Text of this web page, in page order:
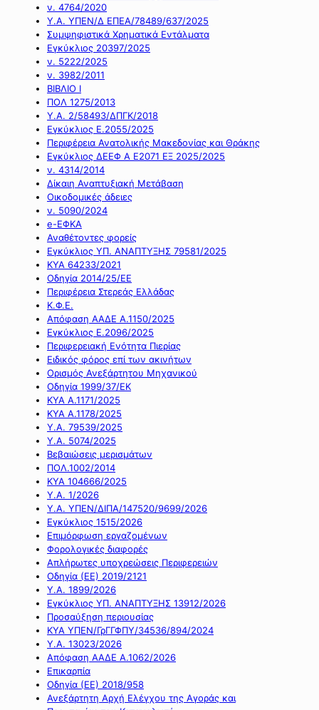
ν. 4764/2020
Υ.Α. ΥΠΕΝ/Δ ΕΠΕΑ/78489/637/2025
Συμψηφιστικά Χρηματικά Εντάλματα
Εγκύκλιος 20397/2025
ν. 5222/2025
ν. 3982/2011
ΒΙΒΛΙΟ Ι
ΠΟΛ 1275/2013
Υ.Α. 2/58493/ΔΠΓΚ/2018
Εγκύκλιος Ε.2055/2025
Περιφέρεια Ανατολικής Μακεδονίας και Θράκης
Εγκύκλιος ΔΕΕΦ Α Ε2071 ΕΞ 2025/2025
ν. 4314/2014
Δίκαιη Αναπτυξιακή Μετάβαση
Οικοδομικές άδειες
ν. 5090/2024
e-ΕΦΚΑ
Αναθέτοντες φορείς
Εγκύκλιος ΥΠ. ΑΝΑΠΤΥΞΗΣ 79581/2025
ΚΥΑ 64233/2021
Οδηγία 2014/25/ΕΕ
Περιφέρεια Στερεάς Ελλάδας
Κ.Φ.Ε.
Απόφαση ΑΑΔΕ Α.1150/2025
Εγκύκλιος Ε.2096/2025
Περιφερειακή Ενότητα Πιερίας
Ειδικός φόρος επί των ακινήτων
Ορισμός Ανεξάρτητου Μηχανικού
Οδηγία 1999/37/ΕΚ
ΚΥΑ Α.1171/2025
ΚΥΑ Α.1178/2025
Υ.Α. 79539/2025
Υ.Α. 5074/2025
Βεβαιώσεις μερισμάτων
ΠΟΛ.1002/2014
ΚΥΑ 104666/2025
Υ.Α. 1/2026
Υ.Α. ΥΠΕΝ/ΔΙΠΑ/147520/9699/2026
Εγκύκλιος 1515/2026
Επιμόρφωση εργαζομένων
Φορολογικές διαφορές
Απλήρωτες υποχρεώσεις Περιφερειών
Οδηγία (ΕΕ) 2019/2121
Υ.Α. 1899/2026
Εγκύκλιος ΥΠ. ΑΝΑΠΤΥΞΗΣ 13912/2026
Προσαύξηση περιουσίας
ΚΥΑ ΥΠΕΝ/ΓρΓΓΦΠΥ/34536/894/2024
Υ.Α. 13023/2026
Απόφαση ΑΑΔΕ Α.1062/2026
Επικαρπία
Οδηγία (ΕΕ) 2018/958
Ανεξάρτητη Αρχή Ελέγχου της Αγοράς και